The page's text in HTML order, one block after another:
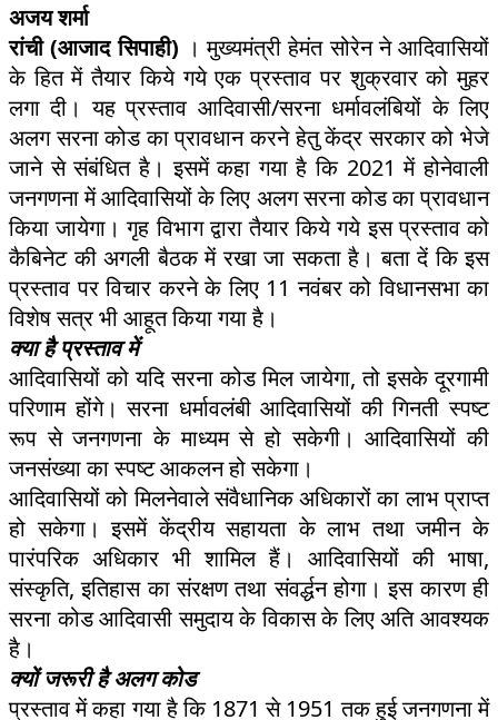
अजय शर्मा
रांची (आजाद सिपाही) । मुख्यमंत्री हेमंत सोरेन ने आदिवासियों
के हित में तैयार किये गये एक प्रस्ताव पर शुक्रवार को मुहर
लगा दी। यह प्रस्ताव आदिवासी/सरना धर्मावलंबियों के लिए
अलग सरना कोड का प्रावधान करने हेतु केंद्र सरकार को भेजे
जाने से संबंधित है। इसमें कहा गया है कि 2021 में होनेवाली
जनगणना में आदिवासियों के लिए अलग सरना कोड का प्रावधान
किया जायेगा। गृह विभाग द्वारा तैयार किये गये इस प्रस्ताव को
कैबिनेट की अगली बैठक में रखा जा सकता है। बता दें कि इस
प्रस्ताव पर विचार करने के लिए 11 नवंबर को विधानसभा का
विशेष सत्र भी आहूत किया गया है।
क्या है प्रस्ताव में
आदिवासियों को यदि सरना कोड मिल जायेगा, तो इसके दूरगामी
परिणाम होंगे। सरना धर्मावलंबी आदिवासियों की गिनती स्पष्ट
रूप से जनगणना के माध्यम से हो सकेगी। आदिवासियों की
जनसंख्या का स्पष्ट आकलन हो सकेगा।
आदिवासियों को मिलनेवाले संवैधानिक अधिकारों का लाभ प्राप्त
हो सकेगा। इसमें केंद्रीय सहायता के लाभ तथा जमीन के
पारंपरिक अधिकार भी शामिल हैं। आदिवासियों की भाषा,
संस्कृति, इतिहास का संरक्षण तथा संवर्द्धन होगा। इस कारण ही
सरना कोड आदिवासी समुदाय के विकास के लिए अति आवश्यक
है।
क्यों जरूरी है अलग कोड
प्रस्ताव में कहा गया है कि 1871 से 1951 तक हुई जनगणना में